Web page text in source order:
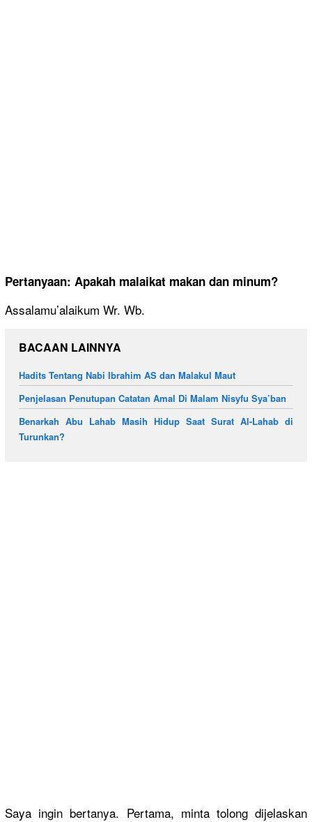
Pertanyaan: Apakah malaikat makan dan minum?
Assalamu’alaikum Wr. Wb.
BACAAN LAINNYA
Hadits Tentang Nabi Ibrahim AS dan Malakul Maut
Penjelasan Penutupan Catatan Amal Di Malam Nisyfu Sya’ban
Benarkah Abu Lahab Masih Hidup Saat Surat Al-Lahab di
Turunkan?
Saya ingin bertanya. Pertama, minta tolong dijelaskan